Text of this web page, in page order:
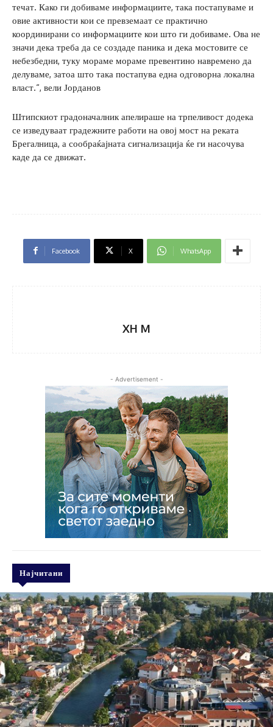
течат. Како ги добиваме информациите, така постапуваме и
овие активности кои се превземаат се практично
координирани со информациите кои што ги добиваме. Ова не
значи дека треба да се создаде паника и дека мостовите се
небезбедни, туку мораме мораме превентино навремено да
делуваме, затоа што така постапува една одговорна локална
власт.“, вели Јорданов
Штипскиот градоначалник апелираше на трпеливост додека
се изведуваат градежните работи на овој мост на реката
Брегалница, а сообраќајната сигнализација ќе ги насочува
каде да се движат.
Facebook X WhatsApp
XH M
- Advertisement -
Најчитани